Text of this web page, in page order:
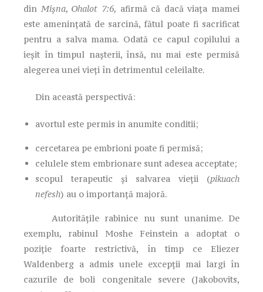
din Mișna, Ohalot 7:6, afirmă că dacă viața mamei
este amenințată de sarcină, fătul poate fi sacrificat
pentru a salva mama. Odată ce capul copilului a
ieșit în timpul nașterii, însă, nu mai este permisă
alegerea unei vieți în detrimentul celeilalte.
Din această perspectivă:
avortul este permis in anumite conditii;
cercetarea pe embrioni poate fi permisă;
celulele stem embrionare sunt adesea acceptate;
scopul terapeutic și salvarea vieții (pikuach
nefesh) au o importanță majoră.
Autoritățile rabinice nu sunt unanime. De
exemplu, rabinul Moshe Feinstein a adoptat o
poziție foarte restrictivă, în timp ce Eliezer
Waldenberg a admis unele excepții mai largi în
cazurile de boli congenitale severe (Jakobovits,